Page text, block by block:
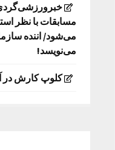
مسابقات با نظر
می‌شود/ اننده
می‌نویسد!
کلوپ کارش در